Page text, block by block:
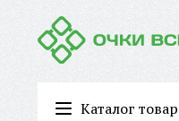
Каталог